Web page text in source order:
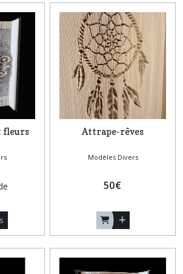
fleurs Attrape-rêves
Modèles Divers
50€